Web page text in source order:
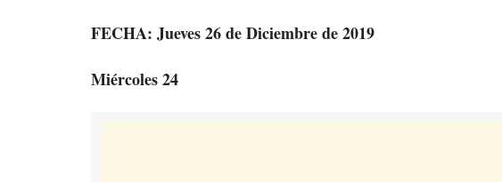
FECHA: Jueves 26 de Diciembre de 2019
Miércoles 24